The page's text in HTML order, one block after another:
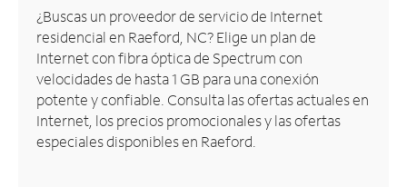
Inglés
Administrar
cuenta
Encuentra
una
tienda
¿Buscas un proveedor de servicio de Internet
residencial en Raeford, NC? Elige un plan de
Internet con fibra óptica de Spectrum con
velocidades de hasta 1 GB para una conexión
potente y confiable. Consulta las ofertas actuales en
Internet, los precios promocionales y las ofertas
especiales disponibles en Raeford.